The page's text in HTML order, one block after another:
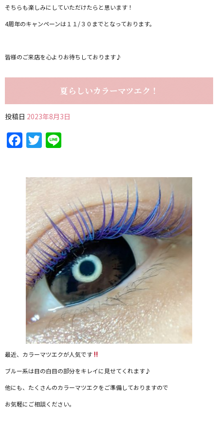
そちらも楽しみにしていただけたらと思います！
4周年のキャンペーンは１１/３０までとなっております。
皆様のご来店を心よりお待ちしております♪
夏らしいカラーマツエク！
投稿日 2023年8月3日
Facebook
Twitter
最近、カラーマツエクが人気です
ブルー系は目の白目の部分をキレイに見せてくれます♪
他にも、たくさんのカラーマツエクをご準備しておりますので
お気軽にご相談ください。